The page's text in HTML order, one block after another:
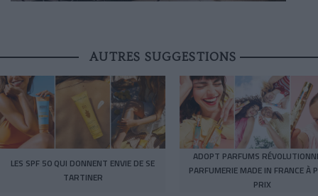
AUTRES SUGGESTIONS
LES SPF 50 QUI DONNENT ENVIE DE SE
TARTINER
ADOPT PARFUMS
PARFUMERIE MADE IN FRANCE À
PRIX